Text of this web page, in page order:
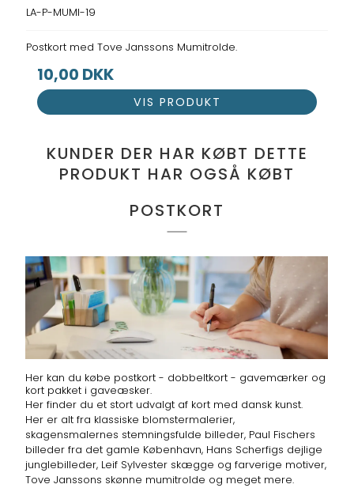
LA-P-MUMI-19
Postkort med Tove Janssons Mumitrolde.
10,00 DKK
VIS PRODUKT
KUNDER DER HAR KØBT DETTE
PRODUKT HAR OGSÅ KØBT
POSTKORT
Her kan du købe postkort - dobbeltkort - gavemærker og
kort pakket i gaveæsker.
Her finder du et stort udvalgt af kort med dansk kunst.
Her er alt fra klassiske blomstermalerier,
skagensmalernes stemningsfulde billeder, Paul Fischers
billeder fra det gamle København, Hans Scherfigs dejlige
junglebilleder, Leif Sylvester skægge og farverige motiver,
Tove Janssons skønne mumitrolde og meget mere.